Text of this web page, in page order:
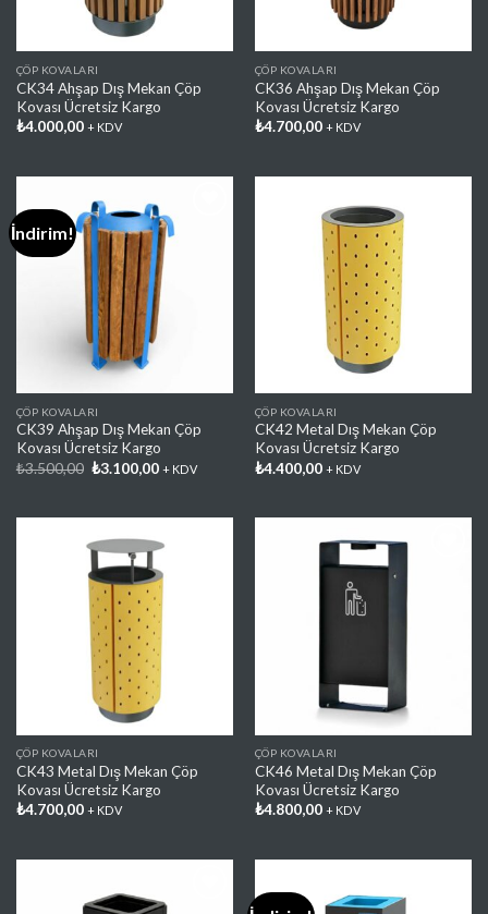
ÇÖP KOVALARI
CK34 Ahşap Dış Mekan Çöp
Kovası Ücretsiz Kargo
₺4.000,00 + KDV
ÇÖP KOVALARI
CK36 Ahşap Dış Mekan Çöp
Kovası Ücretsiz Kargo
₺4.700,00 + KDV
İndirim!
Favorilere
ÇÖP KOVALARI
CK39 Ahşap Dış Mekan Çöp
Kovası Ücretsiz Kargo
₺3.500,00 Orijinal
₺3.100,00Şu
+ KDV
Favorilere
ÇÖP KOVALARI
CK42 Metal Dış Mekan Çöp
Kovası Ücretsiz Kargo
₺4.400,00 + KDV
ÇÖP KOVALARI
CK43 Metal Dış Mekan Çöp
Kovası Ücretsiz Kargo
₺4.700,00 + KDV
ÇÖP KOVALARI
CK46 Metal Dış Mekan Çöp
Kovası Ücretsiz Kargo
₺4.800,00 + KDV